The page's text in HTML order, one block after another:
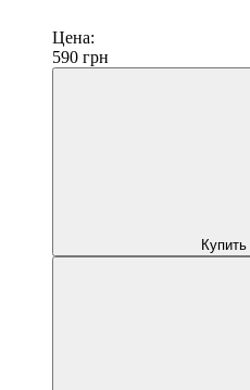
Цена:
590 грн
Купить